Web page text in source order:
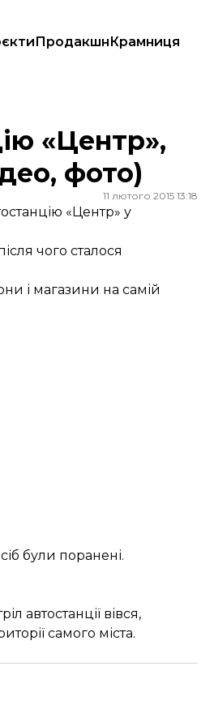
ПродакшнКрамниця
«Центр»,
фото)
11 лютого 2015 13:18
«Центр» у
чого сталося
і магазини на самій
були поранені.
автостанції вівся,
самого міста.